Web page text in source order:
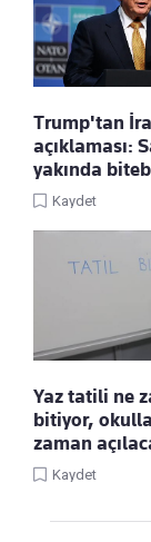
Trump'tan
açıklaması:
yakında
Kaydet
Yaz tatili ne
bitiyor,
zaman
Kaydet